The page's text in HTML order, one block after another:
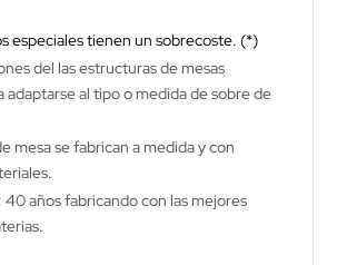
especiales tienen un sobrecoste. (*)
del las estructuras de mesas
adaptarse al tipo o medida de sobre de
mesa se fabrican a medida y con
40 años fabricando con las mejores